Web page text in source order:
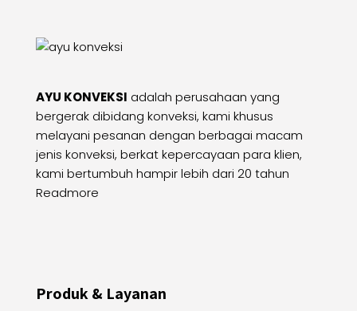
AYU KONVEKSI adalah perusahaan yang
bergerak dibidang konveksi, kami khusus
melayani pesanan dengan berbagai macam
jenis konveksi, berkat kepercayaan para klien,
kami bertumbuh hampir lebih dari 20 tahun
Readmore
Produk & Layanan